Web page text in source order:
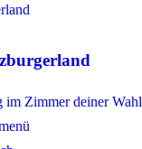
im Zimmer deiner Wahl